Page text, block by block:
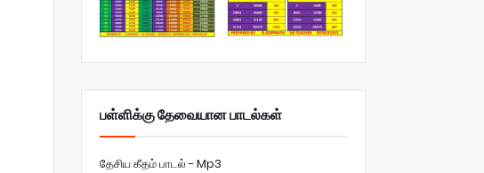
பள்ளிக்கு தேவையான பாடல்கள்
தேசிய கீதம் பாடல் - Mp3